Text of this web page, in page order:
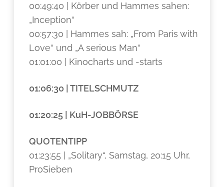
00:49:40 | Körber und Hammes sahen:
„Inception“
00:57:30 | Hammes sah: „From Paris with
Love“ und „A serious Man“
01:01:00 | Kinocharts und -starts
01:06:30 | TITELSCHMUTZ
01:20:25 | KuH-JOBBÖRSE
QUOTENTIPP
01:23:55 | „Solitary“, Samstag, 20:15 Uhr,
ProSieben